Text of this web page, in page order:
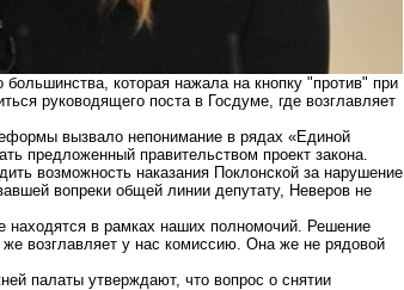
которая нажала на кнопку "против" при
руководящего поста в Госдуме, где возглавляет
вызвало непонимание в рядах «Единой
предложенный правительством проект закона.
возможность наказания Поклонской за нарушение
вопреки общей линии депутату, Неверов не
в рамках наших полномочий. Решение
возглавляет у нас комиссию. Она же не рядовой
палаты утверждают, что вопрос о снятии